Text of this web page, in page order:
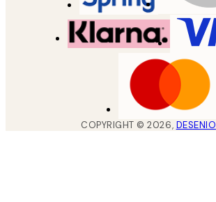
COPYRIGHT ©2026, DESENIO